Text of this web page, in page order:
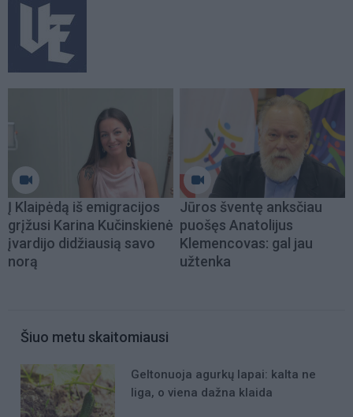
Į Klaipėdą iš emigracijos
grįžusi Karina Kučinskienė
įvardijo didžiausią savo
norą
Jūros šventę anksčiau
puošęs Anatolijus
Klemencovas: gal jau
užtenka
Šiuo metu skaitomiausi
Geltonuoja agurkų lapai: kalta ne
liga, o viena dažna klaida